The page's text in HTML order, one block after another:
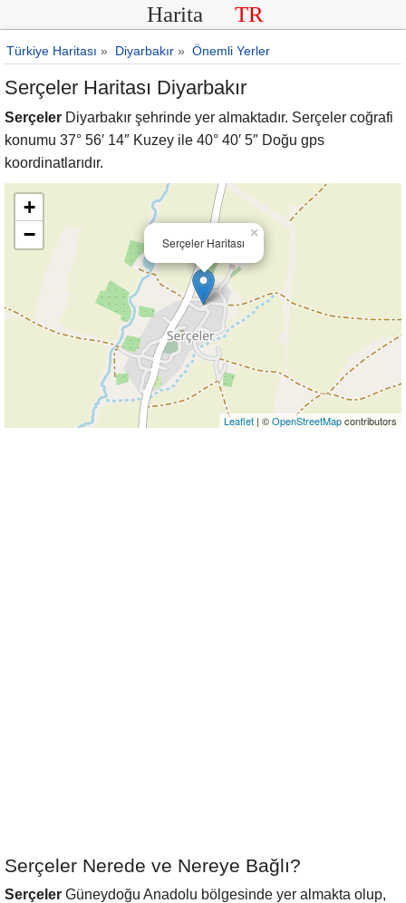
Harita TR
Türkiye Haritası » Diyarbakır » Önemli Yerler
Serçeler Haritası Diyarbakır
Serçeler Diyarbakır şehrinde yer almaktadır. Serçeler coğrafi
konumu 37° 56′ 14″ Kuzey ile 40° 40′ 5″ Doğu gps
koordinatlarıdır.
Serçeler Haritası
×
+
−
Leaflet | ©OpenStreetMapcontributors
Serçeler Nerede ve Nereye Bağlı?
Serçeler Güneydoğu Anadolu bölgesinde yer almakta olup,